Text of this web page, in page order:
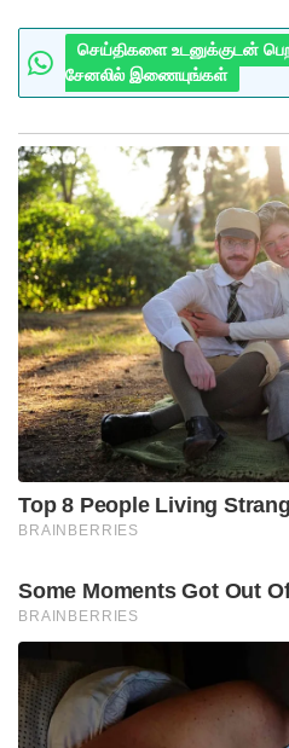
செய்திகளை உடனுக்குடன்
சேனலில் இணையுங்கள்